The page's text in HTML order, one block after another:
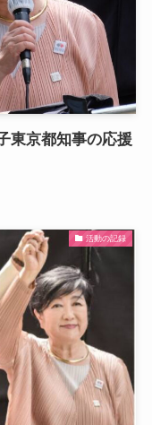
東京都知事の応援
活動の記録